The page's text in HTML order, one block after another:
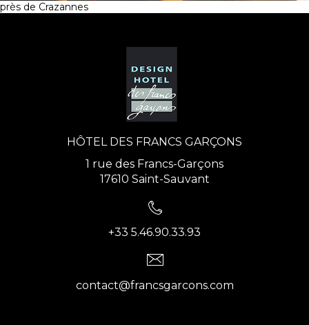
près de Crazannes
HÔTEL DES FRANCS GARÇONS
1 rue des Francs-Garçons
17610 Saint-Sauvant
+33 5.46.90.33.93
contact@francsgarcons.com